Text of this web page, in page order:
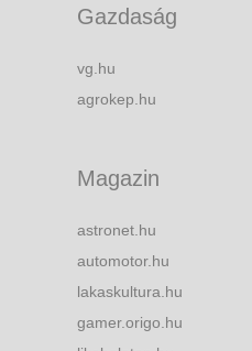
Gazdaság
vg.hu
agrokep.hu
Magazin
astronet.hu
automotor.hu
lakaskultura.hu
gamer.origo.hu